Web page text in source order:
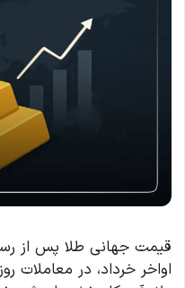
قیمت جهانی طلا پس از
اواخر خرداد، در معاملات